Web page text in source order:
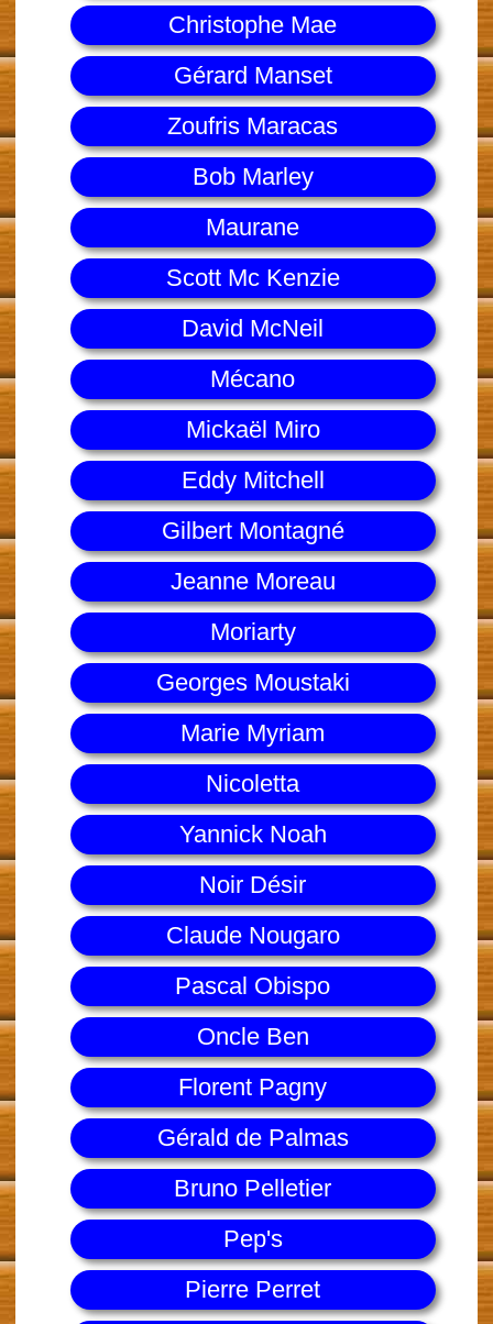
Christophe Mae
Gérard Manset
Zoufris Maracas
Bob Marley
Maurane
Scott Mc Kenzie
David McNeil
Mécano
Mickaël Miro
Eddy Mitchell
Gilbert Montagné
Jeanne Moreau
Moriarty
Georges Moustaki
Marie Myriam
Nicoletta
Yannick Noah
Noir Désir
Claude Nougaro
Pascal Obispo
Oncle Ben
Florent Pagny
Gérald de Palmas
Bruno Pelletier
Pep's
Pierre Perret